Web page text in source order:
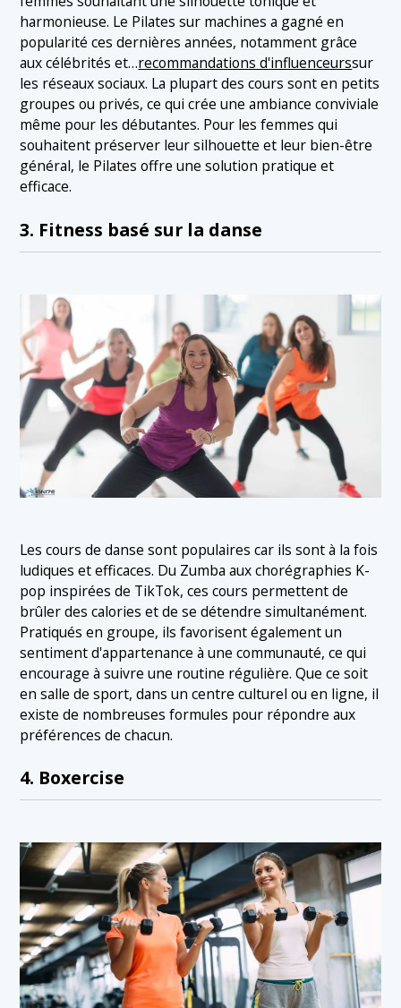
harmonieuse. Le Pilates sur machines a gagné en
popularité ces dernières années, notamment grâce
aux célébrités et…recommandations d'influenceurssur
les réseaux sociaux. La plupart des cours sont en petits
groupes ou privés, ce qui crée une ambiance conviviale
même pour les débutantes. Pour les femmes qui
souhaitent préserver leur silhouette et leur bien-être
général, le Pilates offre une solution pratique et
efficace.
3. Fitness basé sur la danse
Les cours de danse sont populaires car ils sont à la fois
ludiques et efficaces. Du Zumba aux chorégraphies K-
pop inspirées de TikTok, ces cours permettent de
brûler des calories et de se détendre simultanément.
Pratiqués en groupe, ils favorisent également un
sentiment d'appartenance à une communauté, ce qui
encourage à suivre une routine régulière. Que ce soit
en salle de sport, dans un centre culturel ou en ligne, il
existe de nombreuses formules pour répondre aux
préférences de chacun.
4. Boxercise